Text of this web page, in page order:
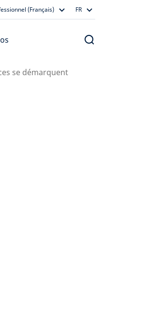
(Français) FR
se démarquent